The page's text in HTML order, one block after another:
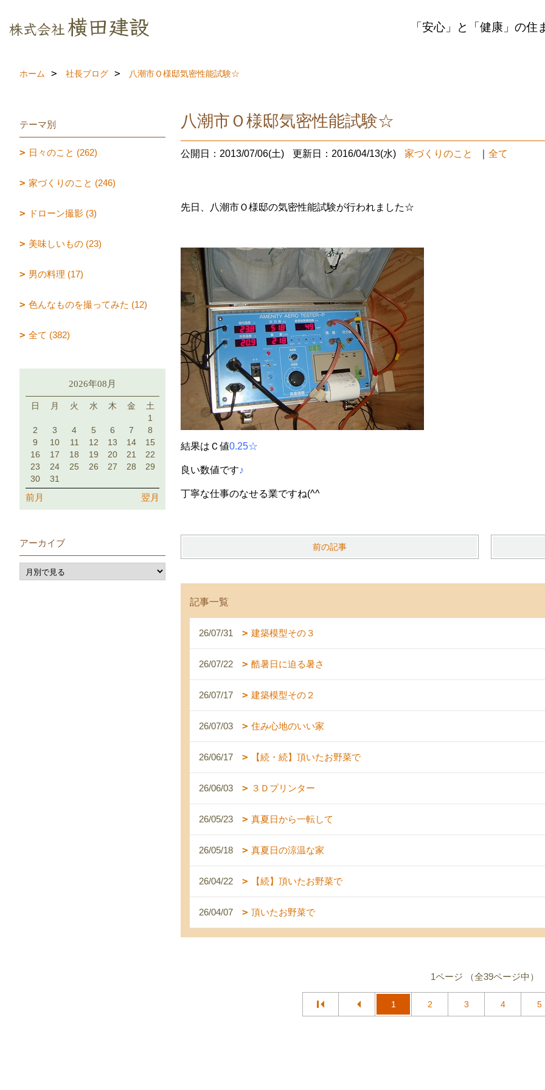
「安心」と「健康」の住
ホーム 社長ブログ 八潮市Ｏ様邸気密性能試験☆
八潮市Ｏ様邸気密性能試験☆
公開日：2013/07/06(土) 更新日：2016/04/13(水) 家づくりのこと 全て
先日、八潮市Ｏ様邸の気密性能試験が行われました☆
結果はＣ値0.25☆
良い数値です♪
丁寧な仕事のなせる業ですね(^^
前の記事
記事一覧
26/07/31 建築模型その３
26/07/22 酷暑日に迫る暑さ
26/07/17 建築模型その２
26/07/03 住み心地のいい家
26/06/17 【続・続】頂いたお野菜で
26/06/03 ３Ｄプリンター
26/05/23 真夏日から一転して
26/05/18 真夏日の涼温な家
26/04/22 【続】頂いたお野菜で
26/04/07 頂いたお野菜で
1ページ （全39ページ中）
1 2 3 4 5
テーマ別
日々のこと (262)
家づくりのこと (246)
ドローン撮影 (3)
美味しいもの (23)
男の料理 (17)
色んなものを撮ってみた (12)
全て (382)
2026年08月
日 月 火 水 木 金
土
1
2
3 4 5 6 7
8
9
10 11 12 13 14
15
16
17 18 19 20 21
22
23
24 25 26 27 28
29
30
31
前月 翌月
アーカイブ